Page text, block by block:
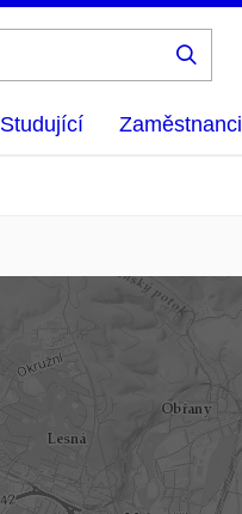
Studující Zaměstnanci